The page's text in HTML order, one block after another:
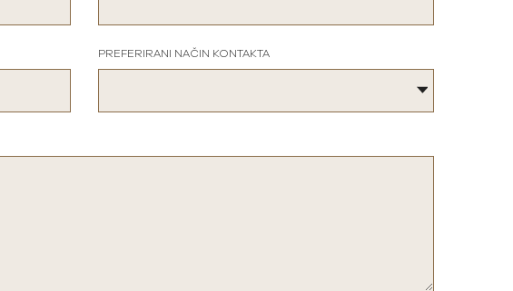
PREFERIRANI NAČIN KONTAKTA